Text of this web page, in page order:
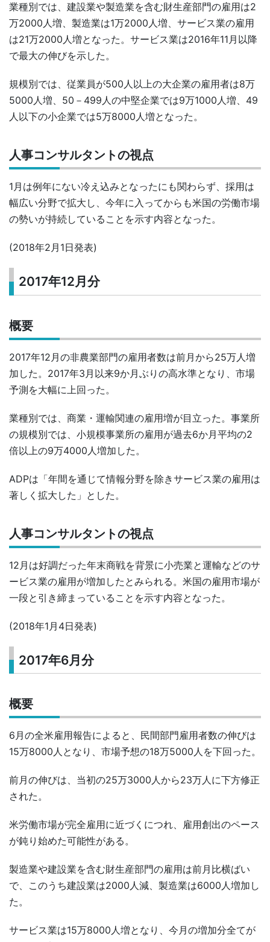
業種別では、建設業や製造業を含む財生産部門の雇用は2
万2000人増、製造業は1万2000人増、サービス業の雇用
は21万2000人増となった。サービス業は2016年11月以降
で最大の伸びを示した。
規模別では、従業員が500人以上の大企業の雇用者は8万
5000人増、50－499人の中堅企業では9万1000人増、49
人以下の小企業では5万8000人増となった。
人事コンサルタントの視点
1月は例年にない冷え込みとなったにも関わらず、採用は
幅広い分野で拡大し、今年に入ってからも米国の労働市場
の勢いが持続していることを示す内容となった。
(2018年2月1日発表)
2017年12月分
概要
2017年12月の非農業部門の雇用者数は前月から25万人増
加した。2017年3月以来9か月ぶりの高水準となり、市場
予測を大幅に上回った。
業種別では、商業・運輸関連の雇用増が目立った。事業所
の規模別では、小規模事業所の雇用が過去6か月平均の2
倍以上の9万4000人増加した。
ADPは「年間を通じて情報分野を除きサービス業の雇用は
著しく拡大した」とした。
人事コンサルタントの視点
12月は好調だった年末商戦を背景に小売業と運輸などのサ
ービス業の雇用が増加したとみられる。米国の雇用市場が
一段と引き締まっていることを示す内容となった。
(2018年1月4日発表)
2017年6月分
概要
6月の全米雇用報告によると、民間部門雇用者数の伸びは
15万8000人となり、市場予想の18万5000人を下回った。
前月の伸びは、当初の25万3000人から23万人に下方修正
された。
米労働市場が完全雇用に近づくにつれ、雇用創出のペース
が鈍り始めた可能性がある。
製造業や建設業を含む財生産部門の雇用は前月比横ばい
で、このうち建設業は2000人減、製造業は6000人増加し
た。
サービス業は15万8000人増となり、今月の増加分全てが